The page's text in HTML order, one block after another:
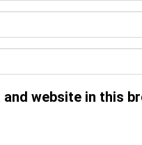
and website in this